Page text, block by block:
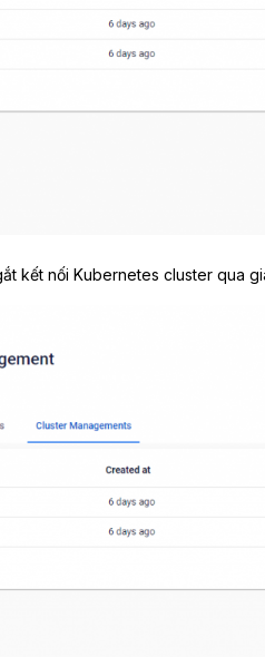
kết nối Kubernetes cluster qua